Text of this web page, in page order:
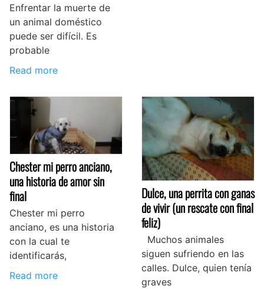
Enfrentar la muerte de
un animal doméstico
puede ser difícil. Es
probable
Read more
Chester mi perro anciano,
una historia de amor sin
final
Chester mi perro
anciano, es una historia
con la cual te
identificarás,
Read more
Dulce, una perrita con ganas
de vivir (un rescate con final
feliz)
Muchos animales
siguen sufriendo en las
calles. Dulce, quien tenía
graves